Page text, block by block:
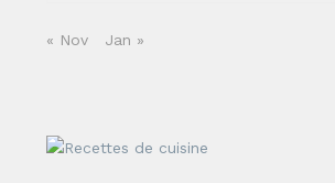
« Nov Jan »